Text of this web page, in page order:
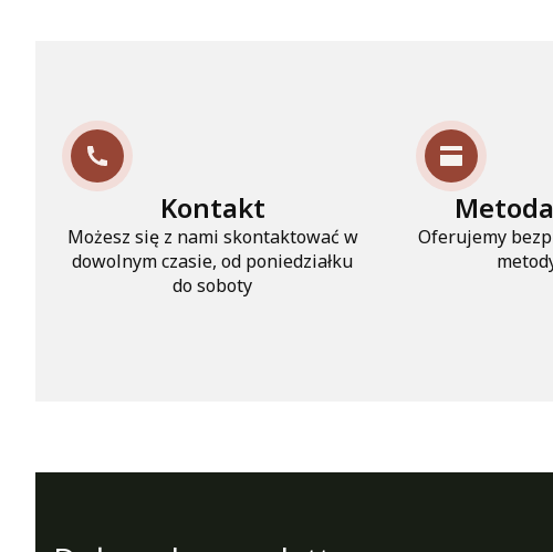
Kontakt
Możesz się z nami skontaktować w
dowolnym czasie, od poniedziałku
do soboty
Oferujemy